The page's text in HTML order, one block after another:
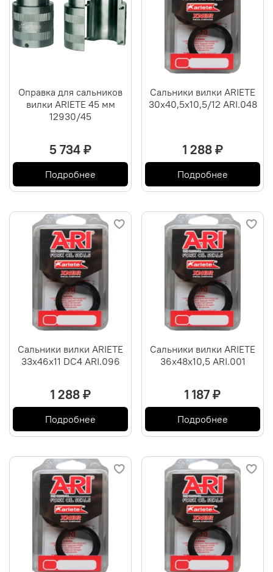
Оправка для сальников
вилки ARIETE 45 мм
12930/45
5 734 ₽
Подробнее
Сальники вилки ARIETE
30х40,5х10,5/12 ARI.048
1 288 ₽
Подробнее
Сальники вилки ARIETE
33х46х11 DC4 ARI.096
1 288 ₽
Подробнее
Сальники вилки ARIETE
36х48х10,5 ARI.001
1 187 ₽
Подробнее